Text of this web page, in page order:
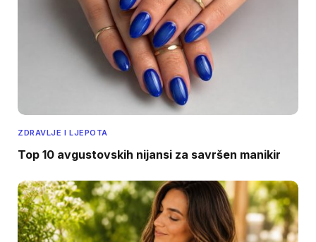
ZDRAVLJE I LJEPOTA
Top 10 avgustovskih nijansi za savršen manikir